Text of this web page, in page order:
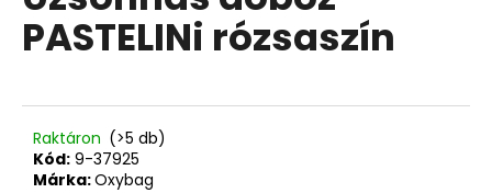
5-
ből
PASTELINi rózsaszín
Raktáron (>5 db)
Kód: 9-37925
Márka:Oxybag
á
n